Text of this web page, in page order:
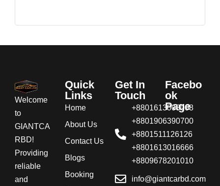
Welcome
to
GIANTCA
RBD!
Providing
reliable
and
Quick
Links
Home
About Us
Contact Us
Blogs
Booking
Get In
Touch
+8801613008008
+8801906390700
+8801511126126
+8801613016666
+8809678201010
info@giantcarbd.com
Facebo
ok
Page